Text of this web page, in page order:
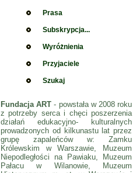
Prasa
Subskrypcja...
Wyróżnienia
Przyjaciele
Szukaj
Fundacja ART- powstała w 2008 roku
z potrzeby serca i chęci poszerzenia
działań edukacyjno- kulturalnych
prowadzonych od kilkunastu lat przez
grupę zapaleńców w: Zamku
Królewskim w Warszawie, Muzeum
Niepodległości na Pawiaku, Muzeum
Pałacu w Wilanowie, Muzeum